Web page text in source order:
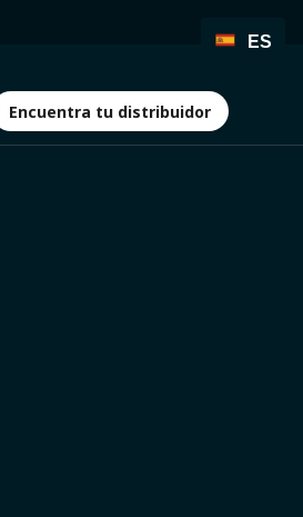
Encuentra tu distribuidor
Encuentra tu distribuidor
ES